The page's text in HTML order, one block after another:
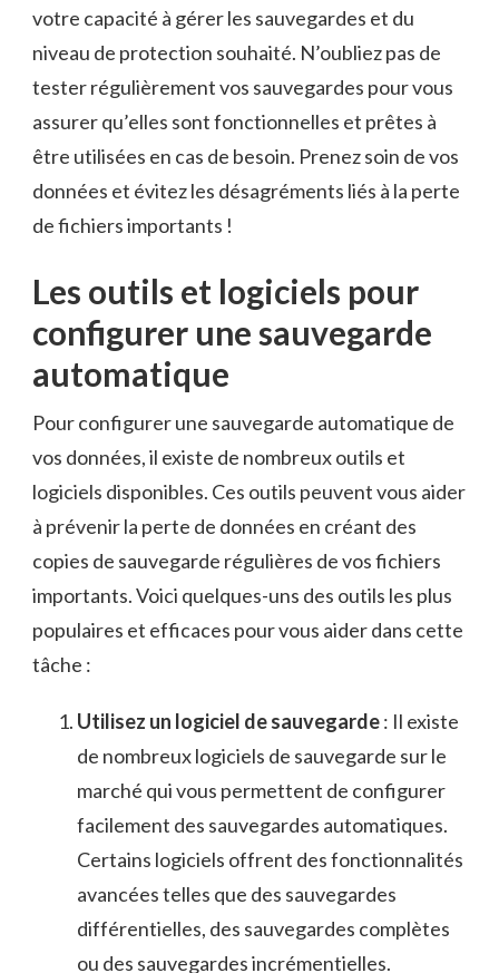
‍votre capacité ‍à gérer les sauvegardes ⁢et⁢ du ​
niveau ⁣de ⁢protection ‌souhaité. N’oubliez pas de
tester régulièrement vos sauvegardes pour⁢ vous
assurer‍ qu’elles sont fonctionnelles⁣ et‍ prêtes à
être utilisées en⁣ cas ⁤de besoin. Prenez soin⁣ de‍ vos
données et évitez ‌les​ désagréments⁢ liés à la perte
de fichiers ⁤importants !
Les outils ‍et logiciels pour⁤
configurer une sauvegarde
⁣automatique
Pour configurer une ‍sauvegarde automatique‍ de
vos données, ⁣il ​existe de nombreux outils et
logiciels⁢ disponibles. Ces outils peuvent vous aider
​à prévenir la perte‌ de données en ⁤créant des
⁢copies de sauvegarde ‍régulières de vos fichiers
importants. Voici quelques-uns ‍des outils les plus⁢
populaires et efficaces pour vous aider dans cette
‌tâche :
Utilisez un ⁤logiciel de sauvegarde: Il‍ existe
de nombreux logiciels de sauvegarde sur le
marché qui ‍vous ‌permettent​ de configurer
facilement des sauvegardes⁣ automatiques.
⁤Certains logiciels offrent ⁢des fonctionnalités
avancées ​telles que des sauvegardes
différentielles, des ‌sauvegardes⁢ complètes
ou⁣ des sauvegardes ⁣incrémentielles.